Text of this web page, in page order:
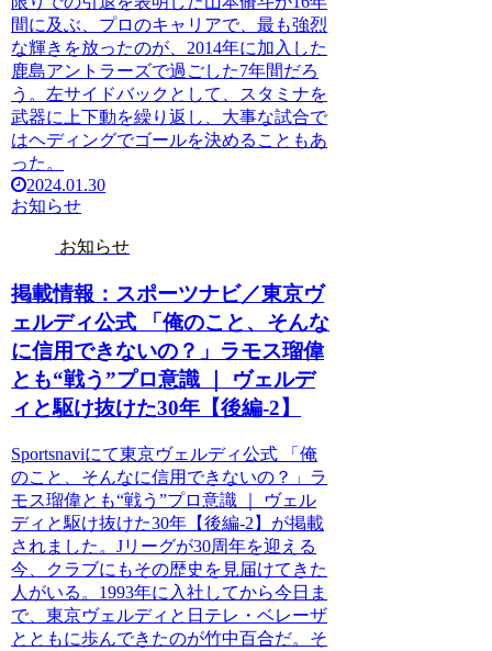
間に及ぶ、プロのキャリアで、最も強烈
な輝きを放ったのが、2014年に加入した
鹿島アントラーズで過ごした7年間だろ
う。左サイドバックとして、スタミナを
武器に上下動を繰り返し、大事な試合で
はヘディングでゴールを決めることもあ
った。
2024.01.30
お知らせ
お知らせ
掲載情報：スポーツナビ／東京ヴ
ェルディ公式 「俺のこと、そんな
に信用できないの？」ラモス瑠偉
とも“戦う”プロ意識 ｜ ヴェルデ
ィと駆け抜けた30年【後編-2】
Sportsnaviにて東京ヴェルディ公式 「俺
のこと、そんなに信用できないの？」ラ
モス瑠偉とも“戦う”プロ意識 ｜ ヴェル
ディと駆け抜けた30年【後編-2】が掲載
されました。Jリーグが30周年を迎える
今、クラブにもその歴史を見届けてきた
人がいる。1993年に入社してから今日ま
で、東京ヴェルディと日テレ・ベレーザ
とともに歩んできたのが竹中百合だ。そ